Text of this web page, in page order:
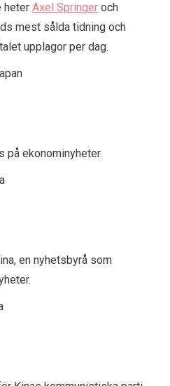
heter Axel Springer och
mest sålda tidning och
upplagor per dag.
på ekonominyheter.
en nyhetsbyrå som